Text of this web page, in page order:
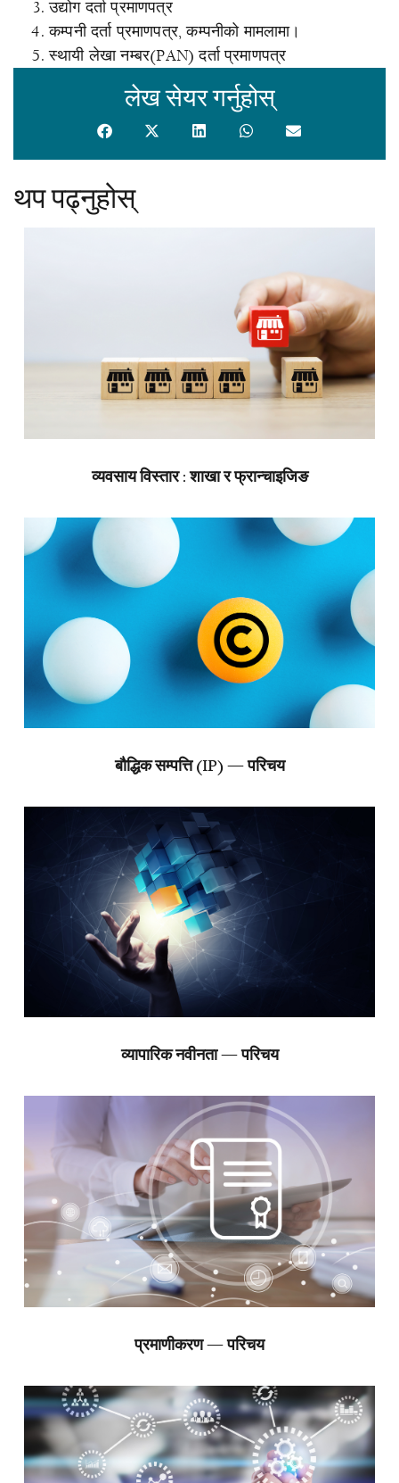
उद्योग दर्ता प्रमाणपत्र
कम्पनी दर्ता प्रमाणपत्र, कम्पनीको मामलामा।
स्थायी लेखा नम्बर(PAN) दर्ता प्रमाणपत्र
लेख सेयर गर्नुहोस्
थप पढ्नुहोस्
व्यवसाय विस्तार : शाखा र फ्रान्चाइजिङ
बौद्धिक सम्पत्ति (IP) — परिचय
व्यापारिक नवीनता — परिचय
प्रमाणीकरण — परिचय